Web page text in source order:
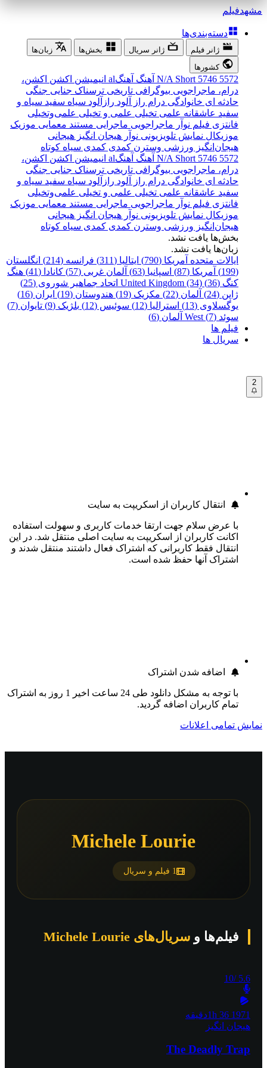
مشهدفیلم
دسته‌بندی‌ها
ژانر فیلم ژانر سریال بخش‌ها
زبان‌ها
کشورها
5572
5746
N/A Short آهنگ آهنگal انیمیشن اکشن اکشن،
درام، ماجراجویی بیوگرافی تاریخی ترسناک جنایی جنگی
حادثه ای خانوادگی درام راز آلود رازآلود سیاه سفید سیاه و
سفید عاشقانه علمی تخیلی علمی و تخیلی علمی‌و‌تخیلی
فانتزی فیلم نوآر ماجراجویی ماجرایی مستند معمایی موزیک
موزیکال نمایش تلویزیونی نوآر هیجان انگیز هیجانی
هیجان‌انگیز ورزشی وسترن کمدی کمدی سیاه کوتاه
5572
5746
N/A Short آهنگ آهنگal انیمیشن اکشن اکشن،
درام، ماجراجویی بیوگرافی تاریخی ترسناک جنایی جنگی
حادثه ای خانوادگی درام راز آلود رازآلود سیاه سفید سیاه و
سفید عاشقانه علمی تخیلی علمی و تخیلی علمی‌و‌تخیلی
فانتزی فیلم نوآر ماجراجویی ماجرایی مستند معمایی موزیک
موزیکال نمایش تلویزیونی نوآر هیجان انگیز هیجانی
هیجان‌انگیز ورزشی وسترن کمدی کمدی سیاه کوتاه
بخش‌ها یافت نشد.
زبان‌ها یافت نشد.
ایالات متحده آمریکا (790)
ایتالیا (311) فرانسه (214)
انگلستان
(199)
آمریکا (87) اسپانیا (63) آلمان غربی (57) کانادا (41)
هنگ
کنگ (36)
United Kingdom (34) اتحاد جماهیر شوروی (25)
ژاپن (24)
آلمان (22) مکزیک (19) هندوستان (19)
ایران (16)
یوگسلاوی (13)
استرالیا (12) سوئیس (12) بلژیک (9)
تایوان (7)
سوئد (7)
West آلمان (6)
فیلم ها
سریال ها
2
انتقال کاربران از اسکریپت به سایت
با عرض سلام جهت ارتقا خدمات کاربری و سهولت استفاده
اکانت کاربران از اسکریپت به سایت اصلی منتقل شد. در این
انتقال فقط کاربرانی که اشتراک فعال داشتند منتقل شدند و
اشتراک آنها حفظ شده است.
اضافه شدن اشتراک
با توجه به مشکل دانلود طی 24 ساعت اخیر 1 روز به اشتراک
تمام کاربران اضافه گردید.
نمایش تمامی اعلانات
Michele Lourie
1 فیلم و سریال
فیلم‌ها و سریال‌های Michele Lourie
5.6
/10
1971 1h 36دقیقه
هیجان انگیز
The Deadly Trap